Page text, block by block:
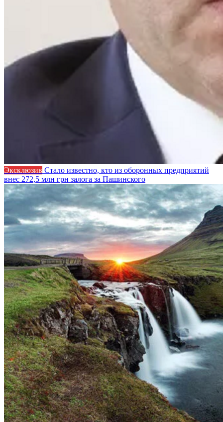
Эксклюзив Стало известно, кто из оборонных предприятий
внес 272,5 млн грн залога за Пашинского